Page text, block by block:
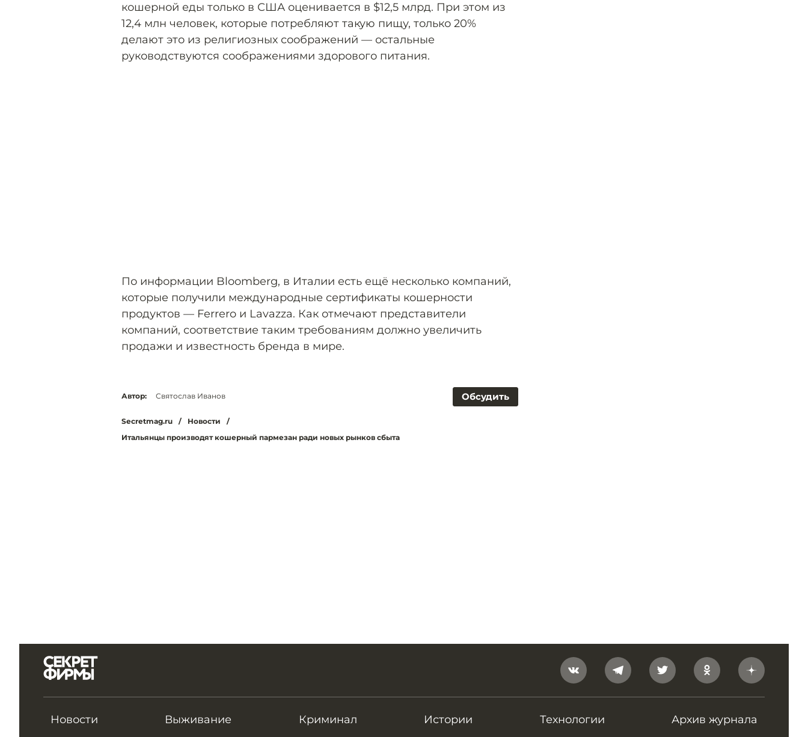
кошерной еды только в США оценивается в $12,5 млрд. При этом из
12,4 млн человек, которые потребляют такую пищу, только 20%
делают это из религиозных соображений — остальные
руководствуются соображениями здорового питания.
По информации Bloomberg, в Италии есть ещё несколько компаний,
которые получили международные сертификаты кошерности
продуктов — Ferrero и Lavazza. Как отмечают представители
компаний, соответствие таким требованиям должно увеличить
продажи и известность бренда в мире.
Обсудить
Автор: Святослав Иванов
Secretmag.ru / Новости
/
Итальянцы производят кошерный пармезан ради новых рынков сбыта
Новости Выживание Криминал Истории Технологии Архив журнала